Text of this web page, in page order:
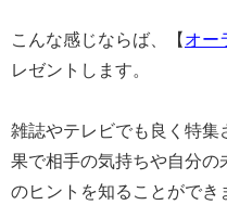
こんな感じならば、【 オー
レゼントします。
雑誌やテレビでも良く特集
果で相手の気持ちや自分の
のヒントを知ることができ